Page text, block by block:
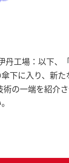
工場：以下、
下に入り、新
の一端を紹介